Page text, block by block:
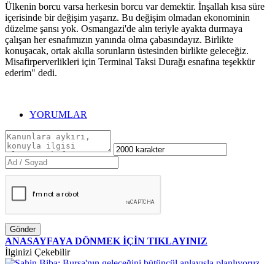
Ülkenin borcu varsa herkesin borcu var demektir. İnşallah kısa süre
içerisinde bir değişim yaşarız. Bu değişim olmadan ekonominin
düzelme şansı yok. Osmangazi'de alın teriyle ayakta durmaya
çalışan her esnafımızın yanında olma çabasındayız. Birlikte
konuşacak, ortak akılla sorunların üstesinden birlikte geleceğiz.
Misafirperverlikleri için Terminal Taksi Durağı esnafına teşekkür
ederim" dedi.
YORUMLAR
Gönder
ANASAYFAYA DÖNMEK İÇİN TIKLAYINIZ
İlginizi Çekebilir